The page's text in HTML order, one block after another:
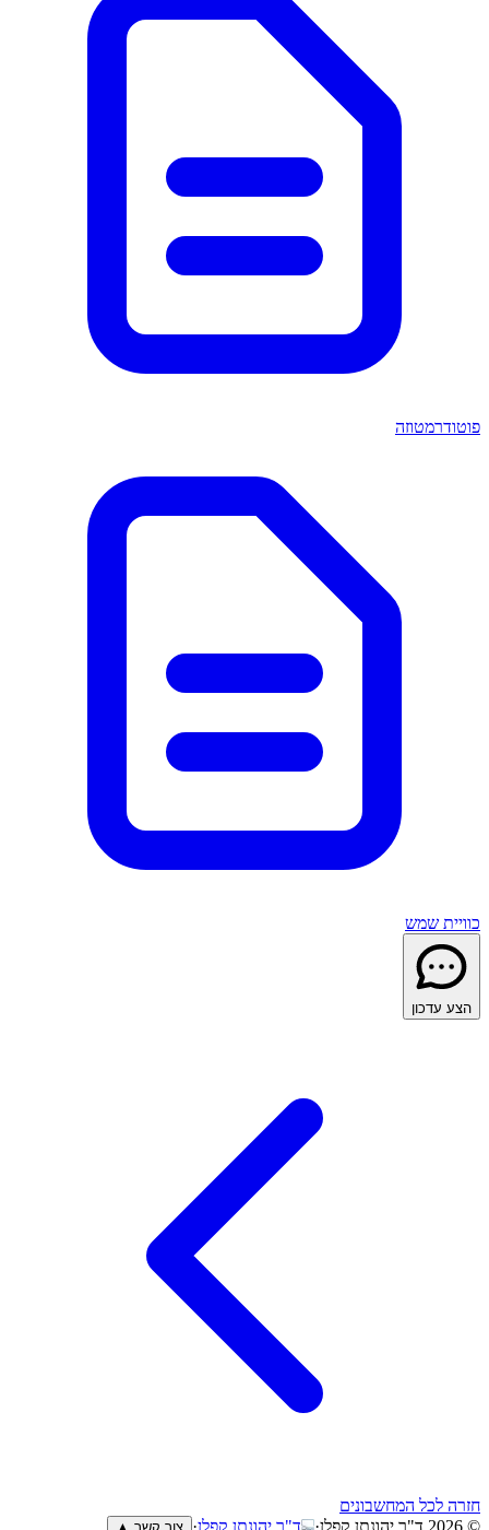
פוטודרמטוזה
כוויית שמש
הצע עדכון
חזרה לכל המחשבונים